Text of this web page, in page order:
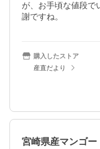
が、お手頃な値段で
謝ですね。
購入したストア
産直だより
宮崎県産マンゴー